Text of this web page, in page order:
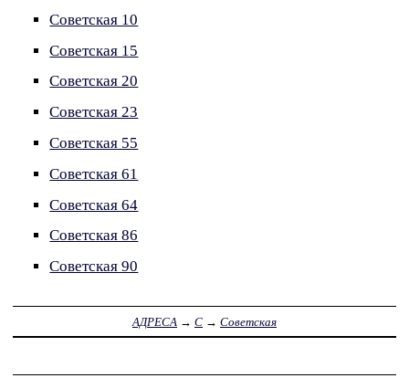
Советская 10
Советская 15
Советская 20
Советская 23
Советская 55
Советская 61
Советская 64
Советская 86
Советская 90
АДРЕСА → С → Советская